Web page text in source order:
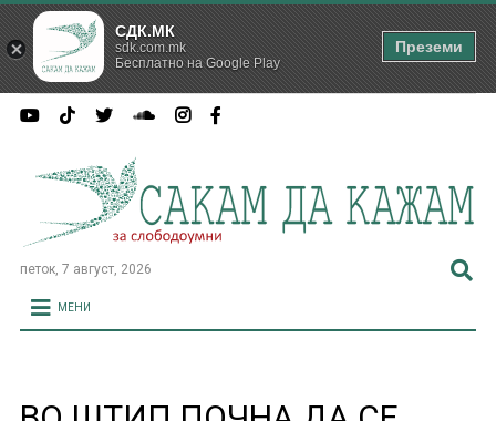
петок, 7 август, 2026
МЕНИ
СДК.МК
sdk.com.mk
Бесплатно на Google Play
Преземи